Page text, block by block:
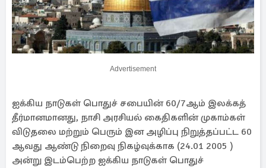
Advertisement
ஐக்கிய நாடுகள் பொதுச் சபையின் 60/7ஆம் இலக்கத்
தீர்மானமானது, நாசி அரசியல் கைதிகளின் முகாம்கள்
விடுதலை மற்றும் பெரும் இன அழிப்பு நிறுத்தப்பட்ட 60
ஆவது ஆண்டு நிறைவு நிகழ்வுக்காக (24.01 2005 )
அன்று இடம்பெற்ற ஐக்கிய நாடுகள் பொதுச்